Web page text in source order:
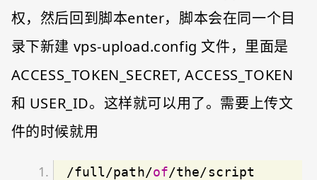
权，然后回到脚本enter，脚本会在同一个目
录下新建 vps-upload.config 文件，里面是
ACCESS_TOKEN_SECRET, ACCESS_TOKEN
和 USER_ID。这样就可以用了。需要上传文
件的时候就用
/full/path/of/the/script